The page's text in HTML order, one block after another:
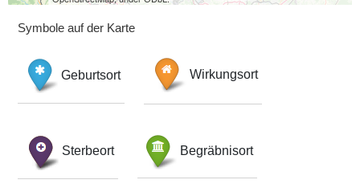
Symbole auf der Karte
Geburtsort Wirkungsort
Sterbeort Begräbnisort